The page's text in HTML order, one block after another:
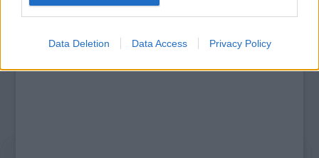
Data Deletion Data Access Privacy Policy
Készülőben a nagy meztelen album